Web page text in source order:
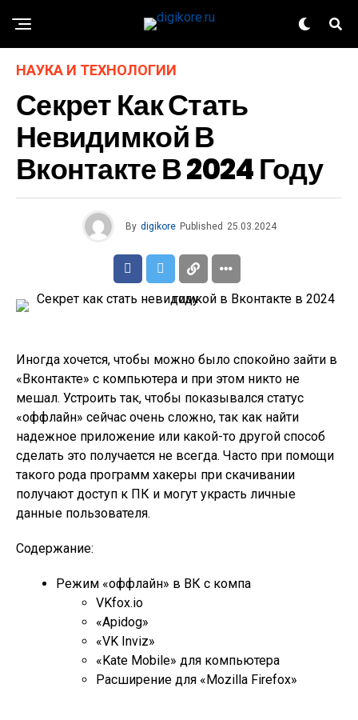
НАУКА И ТЕХНОЛОГИИ
Секрет Как Стать
Невидимкой В
Вконтакте В 2024 Году
By digikore Published 25.03.2024
Иногда хочется, чтобы можно было спокойно зайти в
«Вконтакте» с компьютера и при этом никто не
мешал. Устроить так, чтобы показывался статус
«оффлайн» сейчас очень сложно, так как найти
надежное приложение или какой-то другой способ
сделать это получается не всегда. Часто при помощи
такого рода программ хакеры при скачивании
получают доступ к ПК и могут украсть личные
данные пользователя.
Содержание:
Режим «оффлайн» в ВК с компа
VKfox.io
«Apidog»
«VK Inviz»
«Kate Mobile» для компьютера
Расширение для «Mozilla Firefox»